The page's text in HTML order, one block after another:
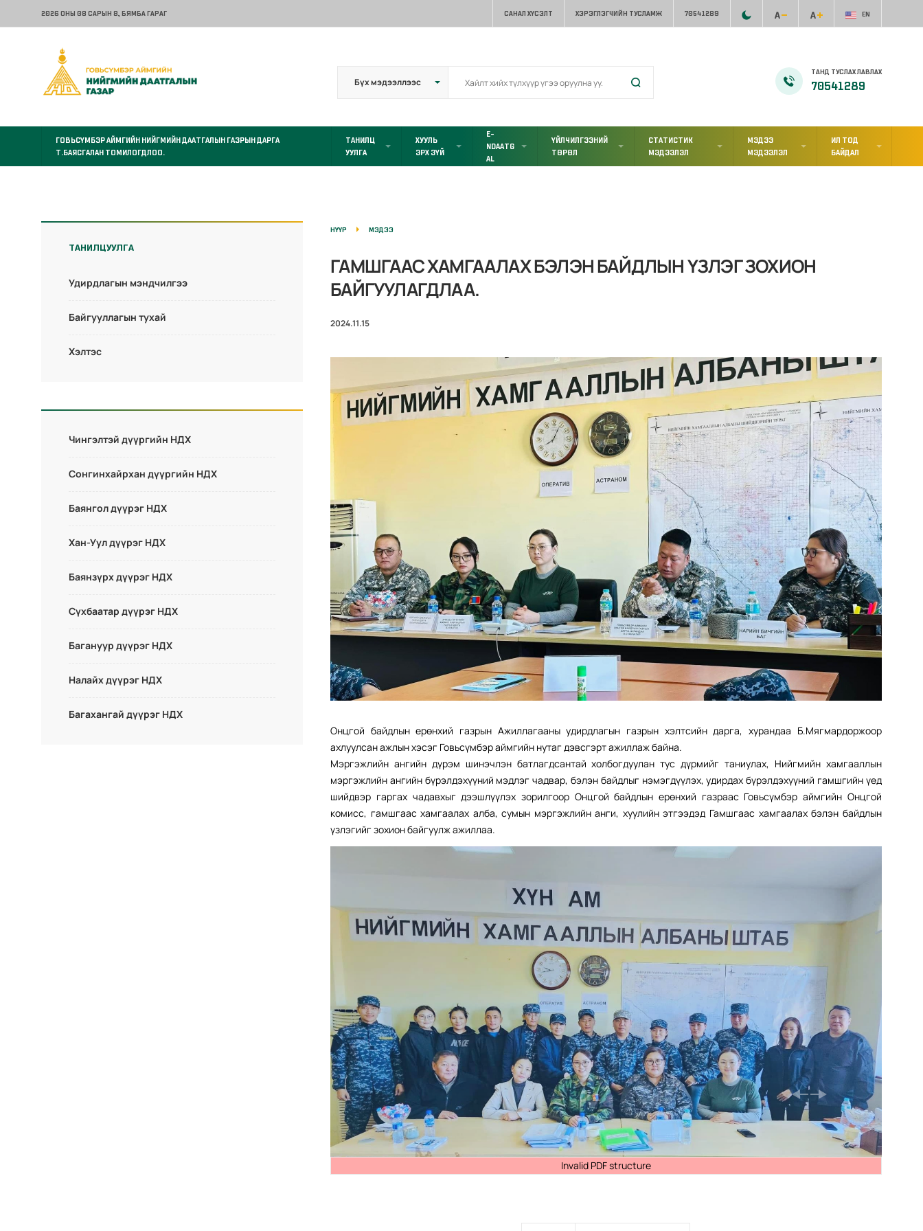
2026 ОНЫ 08 САРЫН 8, БЯМБА ГАРАГ САНАЛ ХҮСЭЛТ ХЭРЭГЛЭГЧИЙН ТУСЛАМЖ 70541289 EN
ТАНД ТУСЛАХ ЛАВЛАХ
70541289
ГОВЬСҮМБЭР АЙМГИЙН НИЙГМИЙН ДААТГАЛЫН ГАЗРЫН ДАРГА
Т.БАЯСГАЛАН ТОМИЛОГДЛОО.
ТАНИЛЦ
УУЛГА
ХУУЛЬ
ЭРХ ЗҮЙ
E-
NDAATG
AL
ҮЙЛЧИЛГЭЭНИЙ
ТӨРӨЛ
СТАТИСТИК
МЭДЭЭЛЭЛ
МЭДЭЭ
МЭДЭЭЛЭЛ
ИЛ ТОД
БАЙДАЛ
ТАНИЛЦУУЛГА
Удирдлагын мэндчилгээ
Байгууллагын тухай
Хэлтэс
Чингэлтэй дүүргийн НДХ
Сонгинхайрхан дүүргийн НДХ
Баянгол дүүрэг НДХ
Хан-Уул дүүрэг НДХ
Баянзүрх дүүрэг НДХ
Сүхбаатар дүүрэг НДХ
Багануур дүүрэг НДХ
Налайх дүүрэг НДХ
Багахангай дүүрэг НДХ
НҮҮР МЭДЭЭ
ГАМШГААС ХАМГААЛАХ БЭЛЭН БАЙДЛЫН ҮЗЛЭГ ЗОХИОН
БАЙГУУЛАГДЛАА.
2024.11.15
Онцгой байдлын ерөнхий газрын Ажиллагааны удирдлагын газрын хэлтсийн дарга, хурандаа Б.Мягмардоржоор
ахлуулсан ажлын хэсэг Говьсүмбэр аймгийн нутаг дэвсгэрт ажиллаж байна.
Мэргэжлийн ангийн дүрэм шинэчлэн батлагдсантай холбогдуулан тус дүрмийг таниулах, Нийгмийн хамгааллын
мэргэжлийн ангийн бүрэлдэхүүний мэдлэг чадвар, бэлэн байдлыг нэмэгдүүлэх, удирдах бүрэлдэхүүний гамшгийн үед
шийдвэр гаргах чадавхыг дээшлүүлэх зорилгоор Онцгой байдлын ерөнхий газраас Говьсүмбэр аймгийн Онцгой
комисс, гамшгаас хамгаалах алба, сумын мэргэжлийн анги, хуулийн этгээдэд Гамшгаас хамгаалах бэлэн байдлын
үзлэгийг зохион байгуулж ажиллаа.
Invalid PDF structure